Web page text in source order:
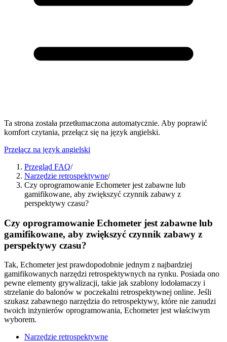
Ta strona została przetłumaczona automatycznie. Aby poprawić
komfort czytania, przełącz się na język angielski.
Przełącz na język angielski
Przegląd FAQ/
Narzędzie retrospektywne/
Czy oprogramowanie Echometer jest zabawne lub
gamifikowane, aby zwiększyć czynnik zabawy z
perspektywy czasu?
Czy oprogramowanie Echometer jest zabawne lub
gamifikowane, aby zwiększyć czynnik zabawy z
perspektywy czasu?
Tak, Echometer jest prawdopodobnie jednym z najbardziej
gamifikowanych narzędzi retrospektywnych na rynku. Posiada ono
pewne elementy grywalizacji, takie jak szablony lodołamaczy i
strzelanie do balonów w poczekalni retrospektywnej online. Jeśli
szukasz zabawnego narzędzia do retrospektywy, które nie zanudzi
twoich inżynierów oprogramowania, Echometer jest właściwym
wyborem.
Narzędzie retrospektywne